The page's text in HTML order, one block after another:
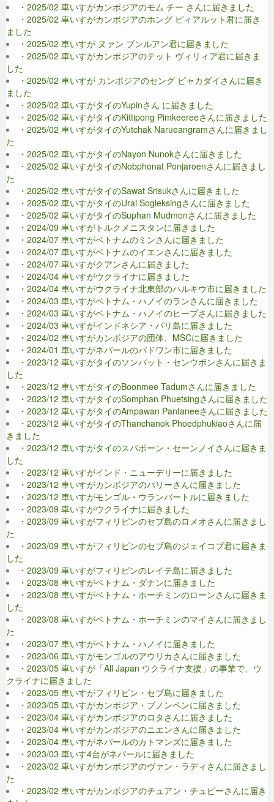
・2025/02 車いすがカンボジアのモム チー さんに届きました
・2025/02 車いすがカンボジアのホング ピィアルット君に届き
ました
・2025/02 車いすが ヌァン ブンルアン君に届きました
・2025/02 車いすがカンボジアのテット ヴィリィア君に届きま
した
・2025/02 車いすが カンボジアのセング ピャカダイさんに届き
ました
・2025/02 車いすがタイのYupinさん に届きました
・2025/02 車いすがタイのKittipong Pimkeereeさんに届きました
・2025/02 車いすがタイのYutchak Narueangramさんに届きまし
た
・2025/02 車いすがタイのNayon Nunokさんに届きました
・2025/02 車いすがタイのNobphonat Ponjaroenさんに届きまし
た
・2025/02 車いすがタイのSawat Srisukさんに届きました
・2025/02 車いすがタイのUrai Sogleksingさんに届きました
・2025/02 車いすがタイのSuphan Mudmonさんに届きました
・2024/09 車いすがトルクメニスタンに届きました
・2024/07 車いすがベトナムのミンさんに届きました
・2024/07 車いすがベトナムのイエンさんに届きました
・2024/07 車いすがクアンさんに届きました
・2024/04 車いすがウクライナに届きました
・2024/04 車いすがウクライナ北東部のハルキウ市に届きました
・2024/03 車いすがベトナム・ハノイのランさんに届きました
・2024/03 車いすがベトナム・ハノイのヒープさんに届きました
・2024/03 車いすがインドネシア・バリ島に届きました
・2024/02 車いすがカンボジアの団体、MSCに届きました
・2024/01 車いすがネパールのバドワン市に届きました
・2023/12 車いすがタイのソンバット・センウボンさんに届きま
した
・2023/12 車いすがタイのBoonmee Tadumさんに届きました
・2023/12 車いすがタイのSomphan Phuetsingさんに届きました
・2023/12 車いすがタイのAmpawan Pantaneeさんに届きました
・2023/12 車いすがタイのThanchanok Phoedphukiaoさんに届
きました
・2023/12 車いすがタイのスパポーン・セーンノイさんに届きま
した
・2023/12 車いすがインド・ニューデリーに届きました
・2023/12 車いすがカンボジアのパリーさんに届きました
・2023/12 車いすがモンゴル・ウランバートルに届きました
・2023/09 車いすがウクライナに届きました
・2023/09 車いすがフィリピンのセブ島のロメオさんに届きまし
た
・2023/09 車いすがフィリピンのセブ島のジェイコブ君に届きま
した
・2023/09 車いすがフィリピンのレイテ島に届きました
・2023/08 車いすがベトナム・ダナンに届きました
・2023/08 車いすがベトナム・ホーチミンのローンさんに届きま
した
・2023/08 車いすがベトナム・ホーチミンのマイさんに届きまし
た
・2023/07 車いすがベトナム・ハノイに届きました
・2023/06 車いすがモンゴルのアウリカさんに届きました
・2023/05 車いすが「All Japan ウクライナ支援」の事業で、ウ
クライナに届きました
・2023/05 車いすがフィリピン・セブ島に届きました
・2023/05 車いすがカンボジア・プノンペンに届きました
・2023/04 車いすがカンボジアのロタさんに届きました
・2023/04 車いすがカンボジアのニエンさんに届きました
・2023/04 車いすがネパールのカトマンズに届きました
・2023/03 車いす4台がネパールに届きました
・2023/02 車いすがカンボジアのヴァン・ラディさんに届きまし
た
・2023/02 車いすがカンボジアのチュアン・チュピーさんに届き